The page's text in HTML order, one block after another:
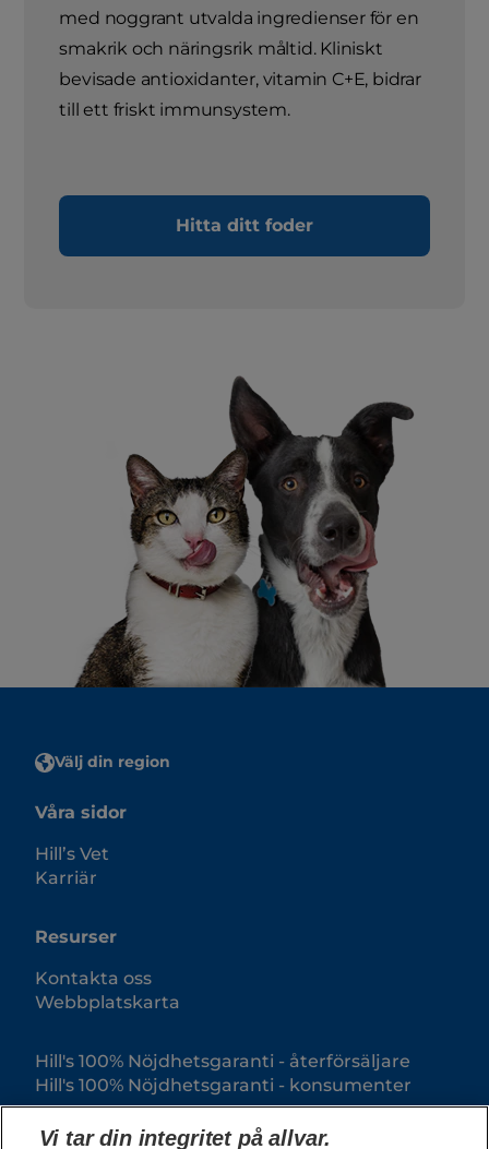
med noggrant utvalda ingredienser för en
smakrik och näringsrik måltid. Kliniskt
bevisade antioxidanter, vitamin C+E, bidrar
till ett friskt immunsystem.
Hitta ditt foder
Välj din region
Våra sidor
Hill’s Vet
Karriär
Resurser
Kontakta oss
Webbplatskarta
Hill's 100% Nöjdhetsgaranti - återförsäljare
Hill's 100% Nöjdhetsgaranti - konsumenter
Vi tar din integritet på allvar.